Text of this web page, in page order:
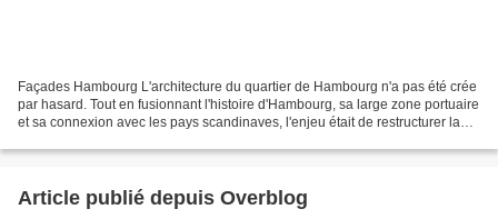
Façades Hambourg L'architecture du quartier de Hambourg n'a pas été crée
par hasard. Tout en fusionnant l'histoire d'Hambourg, sa large zone portuaire
et sa connexion avec les pays scandinaves, l'enjeu était de restructurer la
Article publié depuis Overblog